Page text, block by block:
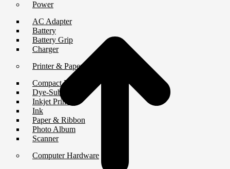
Power
AC Adapter
Battery
Battery Grip
Charger
Printer & Paper
Compact Printer
Dye-Sub Printer
Inkjet Printer
Ink
Paper & Ribbon
Photo Album
Scanner
Computer Hardware